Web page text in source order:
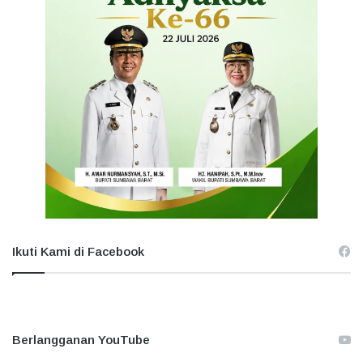
Ikuti Kami di Facebook
Berlangganan YouTube